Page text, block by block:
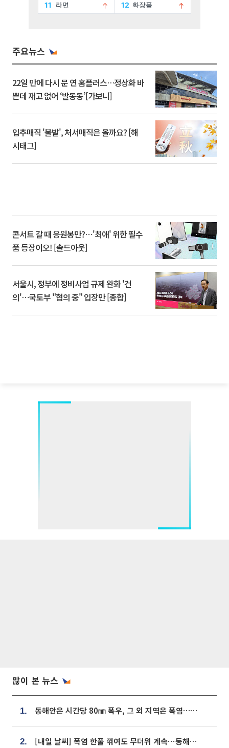
주요뉴스
22일 만에 다시 문 연 홈플러스…정상화 바
쁜데 재고 없어 ‘발동동’[가보니]
입추매직 '불발', 처서매직은 올까요? [해
시태그]
콘서트 갈 때 응원봉만?⋯'최애' 위한 필수
품 등장이오! [솔드아웃]
서울시, 정부에 정비사업 규제 완화 '건
의'⋯국토부 "협의 중" 입장만 [종합]
많이 본 뉴스
1. 동해안은 시간당 80㎜ 폭우, 그 외 지역은 폭염…‘극과 극 날씨’
2. [내일 날씨] 폭염 한풀 꺾여도 무더위 계속⋯동해안 이틀 연속 비